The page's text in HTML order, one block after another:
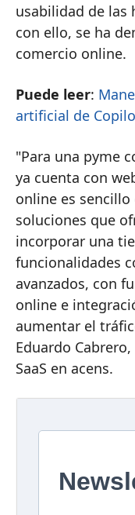
usabilidad de las
con ello, se ha
comercio online.
Puede leer:
artificial de
"Para una pyme
ya cuenta con
online es sencillo
soluciones que
incorporar una
funcionalidades
avanzados, con
online e
aumentar el
Eduardo
SaaS en acens.